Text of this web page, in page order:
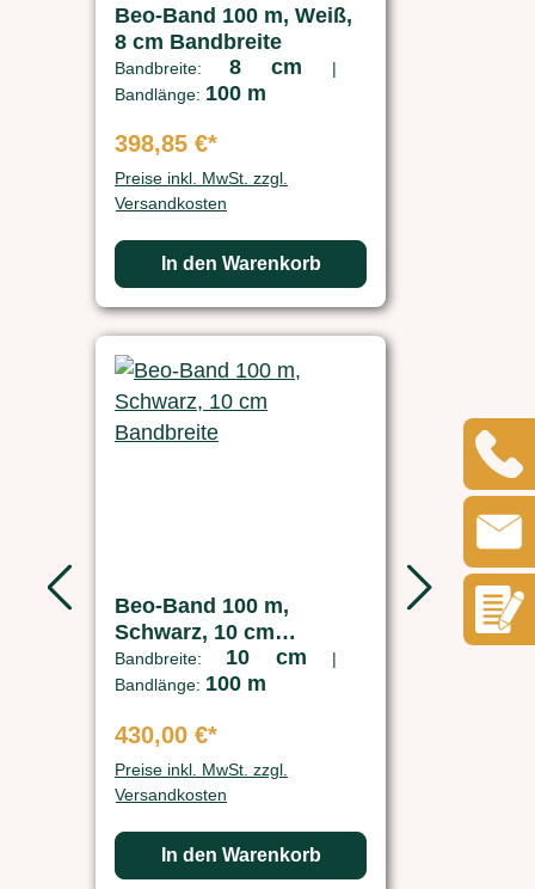
Beo-Band 100 m, Weiß,
8 cm Bandbreite
Bandbreite: 8 cm
|
Bandlänge: 100 m
398,85 €*
Preise inkl. MwSt. zzgl.
Versandkosten
In den Warenkorb
Beo-Band 100 m,
Schwarz, 10 cm
Bandbreite
Bandbreite: 10 cm
|
Bandlänge: 100 m
430,00 €*
Preise inkl. MwSt. zzgl.
Versandkosten
In den Warenkorb